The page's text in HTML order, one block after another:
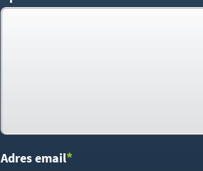
Adres email*